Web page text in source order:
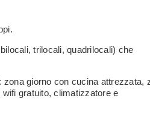
trilocali, quadrilocali) che
: zona giorno con cucina attrezzata,
gratuito, climatizzatore e